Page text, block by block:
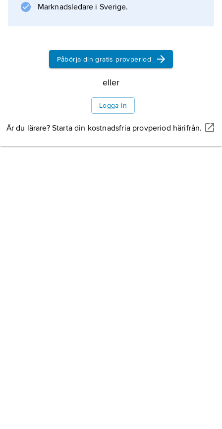
Marknadsledare i Sverige.
Påbörja din gratis provperiod
eller
Logga in
Är du lärare? Starta din kostnadsfria provperiod härifrån.